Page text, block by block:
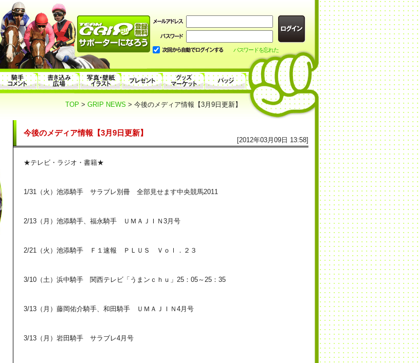
パスワードを忘れた
TOP > GRIP NEWS > 今後のメディア情報【3月9日更新】
今後のメディア情報【3月9日更新】
[2012年03月09日 13:58]
★テレビ・ラジオ・書籍★
1/31（火）池添騎手 サラブレ別冊 全部見せます中央競馬2011
2/13（月）池添騎手、福永騎手 ＵＭＡＪＩＮ3月号
2/21（火）池添騎手 Ｆ１速報 ＰＬＵＳ Ｖｏｌ．２３
3/10（土）浜中騎手 関西テレビ「うまンｃｈｕ」25：05～25：35
3/13（月）藤岡佑介騎手、和田騎手 ＵＭＡＪＩＮ4月号
3/13（月）岩田騎手 サラブレ4月号